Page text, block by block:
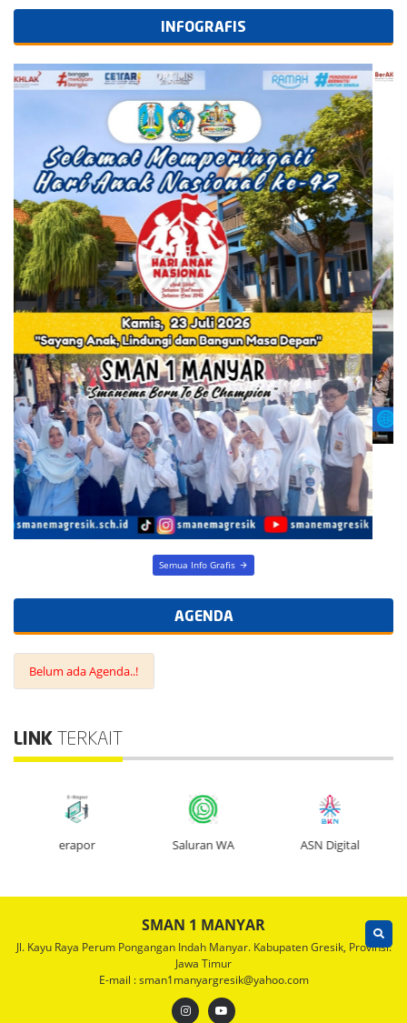
INFOGRAFIS
Semua Info Grafis
AGENDA
erapor
SMAN 1 MANYAR
Jl. Kayu Raya Perum Pongangan Indah Manyar. Kabupaten Gresik, Provinsi: